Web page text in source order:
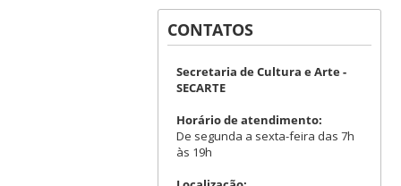
CONTATOS
Secretaria de Cultura e Arte -
SECARTE
Horário de atendimento:
De segunda a sexta-feira das 7h
às 19h